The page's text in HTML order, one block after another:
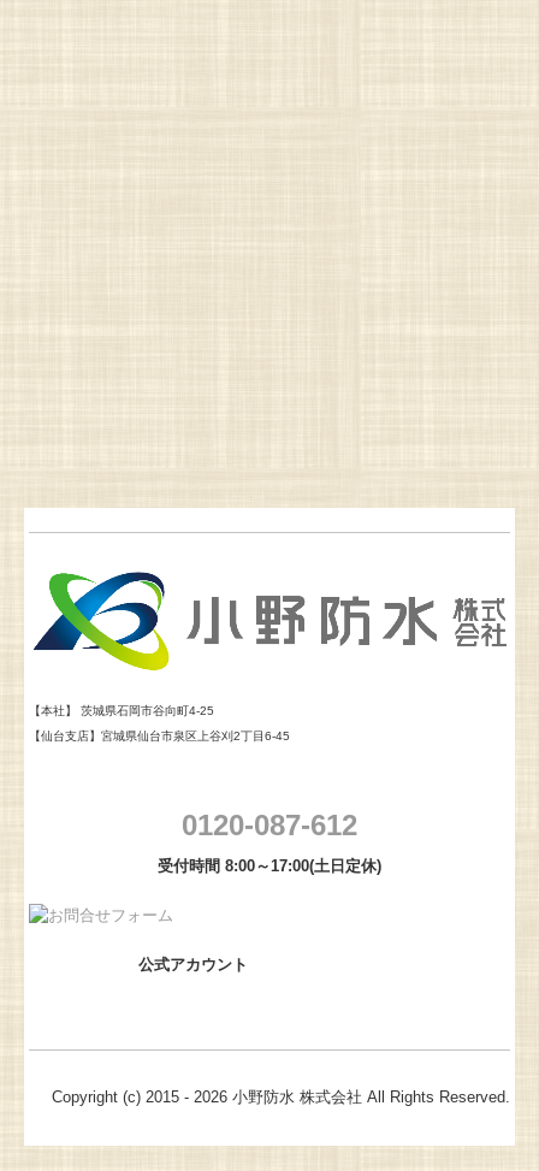
【本社】
茨城県石岡市谷向町4-25
【仙台支店】宮城県仙台市泉区上谷刈2丁目6-45
0120-087-612
受付時間 8:00～17:00(土日定休)
公式アカウント
Copyright (c) 2015 - 2026 小野防水 株式会社 All Rights Reserved.